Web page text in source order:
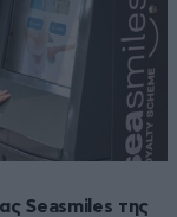
Seasmiles της